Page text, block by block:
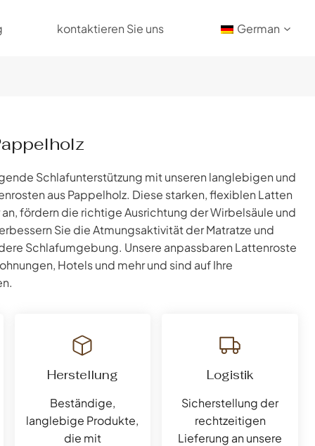
kontaktieren Sie uns German
Schlafunterstützung mit unseren langlebigen und
aus Pappelholz. Diese starken, flexiblen Latten
fördern die richtige Ausrichtung der Wirbelsäule und
Sie die Atmungsaktivität der Matratze und
Schlafumgebung. Unsere anpassbaren Lattenroste
Hotels und mehr und sind auf Ihre
Herstellung
Beständige,
langlebige Produkte,
die mit
Logistik
Sicherstellung der
rechtzeitigen
Lieferung an unsere